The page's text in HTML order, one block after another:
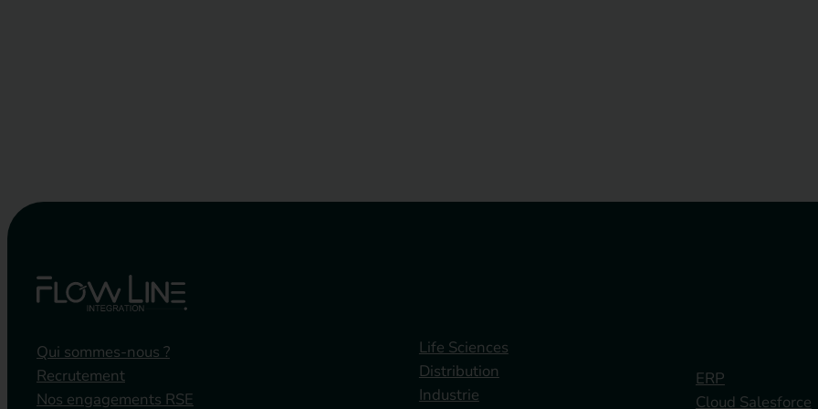
Qui sommes-nous ?
Recrutement
Nos engagements RSE
Life Sciences
Distribution
Industrie
ERP
Cloud Salesforce